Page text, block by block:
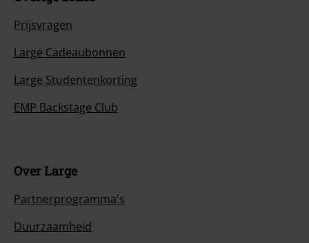
Prijsvragen
Large Cadeaubonnen
Large Studentenkorting
EMP Backstage Club
Over Large
Partnerprogramma's
Duurzaamheid